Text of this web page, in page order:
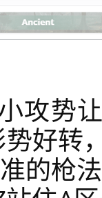
攻势
好转
的枪